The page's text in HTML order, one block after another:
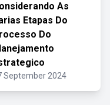
As
Etapas Do
Do
September 2024